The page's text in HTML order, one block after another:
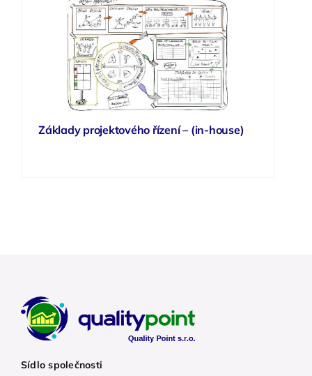
Základy projektového řízení – (in-house)
Sídlo společnosti